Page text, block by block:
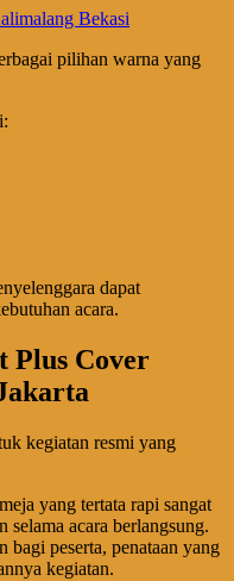
Bekasi
pilihan warna yang
dapat
acara.
Plus Cover
kegiatan resmi yang
yang tertata rapi sangat
acara berlangsung.
bagi peserta, penataan yang
kegiatan.